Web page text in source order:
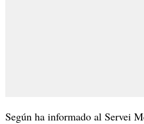
Según ha informado al Servei